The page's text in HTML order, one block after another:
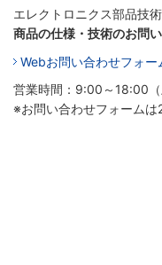
エレクトロニクス部品技
商品の仕様・技術のお問
Webお問い合わせフォー
営業時間：9:00～18:00（
※お問い合わせフォームは